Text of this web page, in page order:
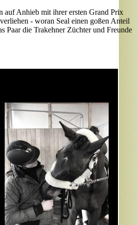
auf Anhieb mit ihrer ersten Grand Prix
- woran Seal einen goßen Anteil
Paar die Trakehner Züchter und Freunde